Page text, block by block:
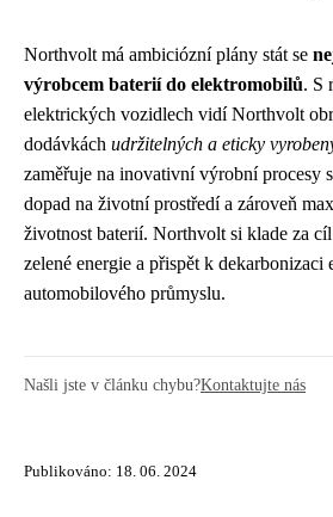
Northvolt má ambiciózní plány stát se
výrobcem baterií do elektromobilů. S
elektrických vozidlech vidí Northvolt
dodávkách udržitelných a eticky
zaměřuje na inovativní výrobní procesy
dopad na životní prostředí a zároveň
životnost baterií. Northvolt si klade za
zelené energie a přispět k dekarbonizaci
automobilového průmyslu.
Našli jste v článku chybu?Kontaktujte nás
Publikováno: 18. 06. 2024